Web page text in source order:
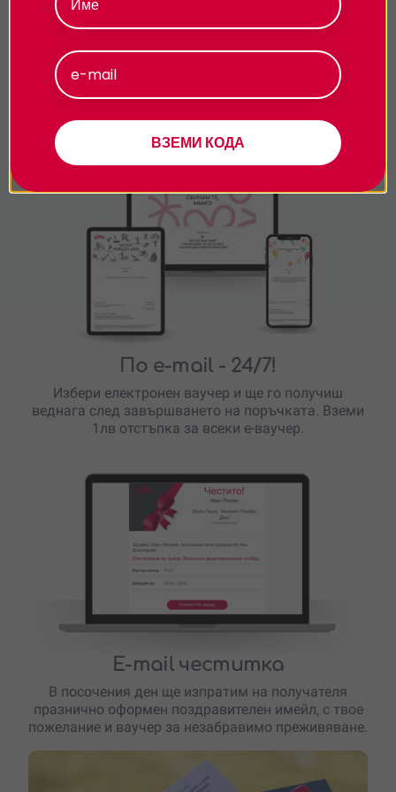
вино директно от избата?
Подарявай модерно
По e-mail - 24/7!
Избери електронен ваучер и ще го получиш
веднага след завършването на поръчката. Вземи
1лв отстъпка за всеки е-ваучер.
E-mail честитка
В посочения ден ще изпратим на получателя
празнично оформен поздравителен имейл, с твое
пожелание и ваучер за незабравимо преживяване.
ВЗЕМИ КОДА
Приемам